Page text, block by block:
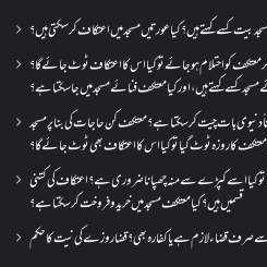
کسے کہتے ہیں؟کیا عورتیں مسجد میں اعتکاف کر سکتی ہیں؟
کو احتلام ہو جائے تو کیا اس کا اعتکاف ٹوٹ جائے گا؟
کسے کہتے ہیں ، اور کیا معتکف فنائے مسجد میں جا سکتا ہے؟
بات چیت کر سکتا ہے؟معتکف کن حاجات کی بنا پر مسجد
کا روزہ ٹوٹ گیا تو کیا اس کا اعتکاف بھی ٹوٹ جائے گا؟
تو کیا اسے کپڑے سے منہ چھپانا ضروری ہے؟اعتکاف کی کتنی
قسمیں ہیں؟کیا معتکف مسجد میں خرید و فروخت کر سکتا ہے؟
صرف قضاء لازم ہے یا کفارہ بھی؟ قضا روزے کی نیت کا حکم